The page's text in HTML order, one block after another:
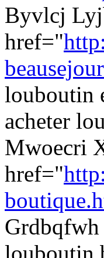
Byvlcj
href="
louboutin
acheter
Mwoecri
href="
louboutin